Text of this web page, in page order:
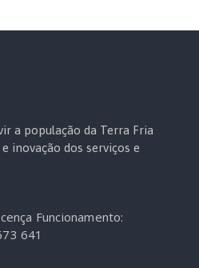
a população da Terra Fria
inovação dos serviços e
Funcionamento:
641